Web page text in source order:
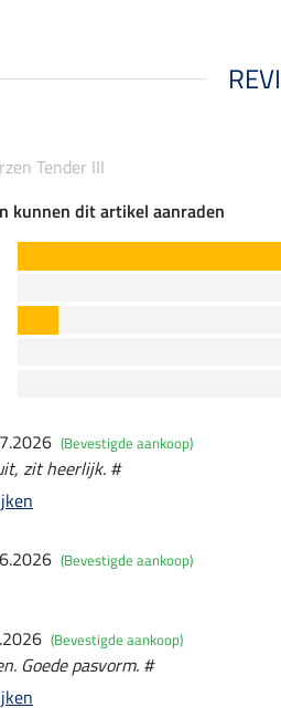
Tender III
kunnen dit artikel aanraden
(Bevestigde aankoop)
zit heerlijk. #
(Bevestigde aankoop)
(Bevestigde aankoop)
Goede pasvorm. #